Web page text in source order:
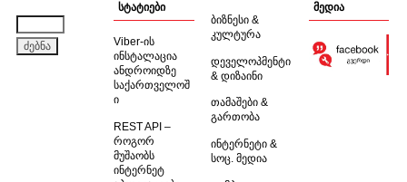
სტატიები
Viber-ის
ინსტალაცია
ანდროიდზე
საქართველოშ
ი
REST API –
როგორ
მუშაობს
ინტერნეტ
ბიზნესი &
კულტურა
დეველოპმენტი
& დიზაინი
თამაშები &
გართობა
ინტერნეტი &
სოც. მედია
მედია